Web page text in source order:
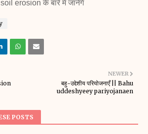
erosion के बारे में जानेंगे
NEWER
बहु-उद्देशीय परियोजनाएँ || Bahu
uddeshyeey pariyojanaen
POSTS